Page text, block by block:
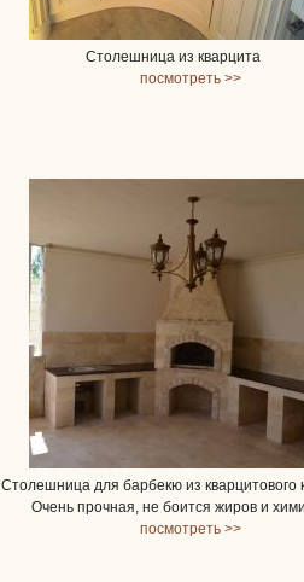
Столешница из кварцита
посмотреть >>
Столешница для барбекю из кварцитового
Очень прочная, не боится жиров и
посмотреть >>